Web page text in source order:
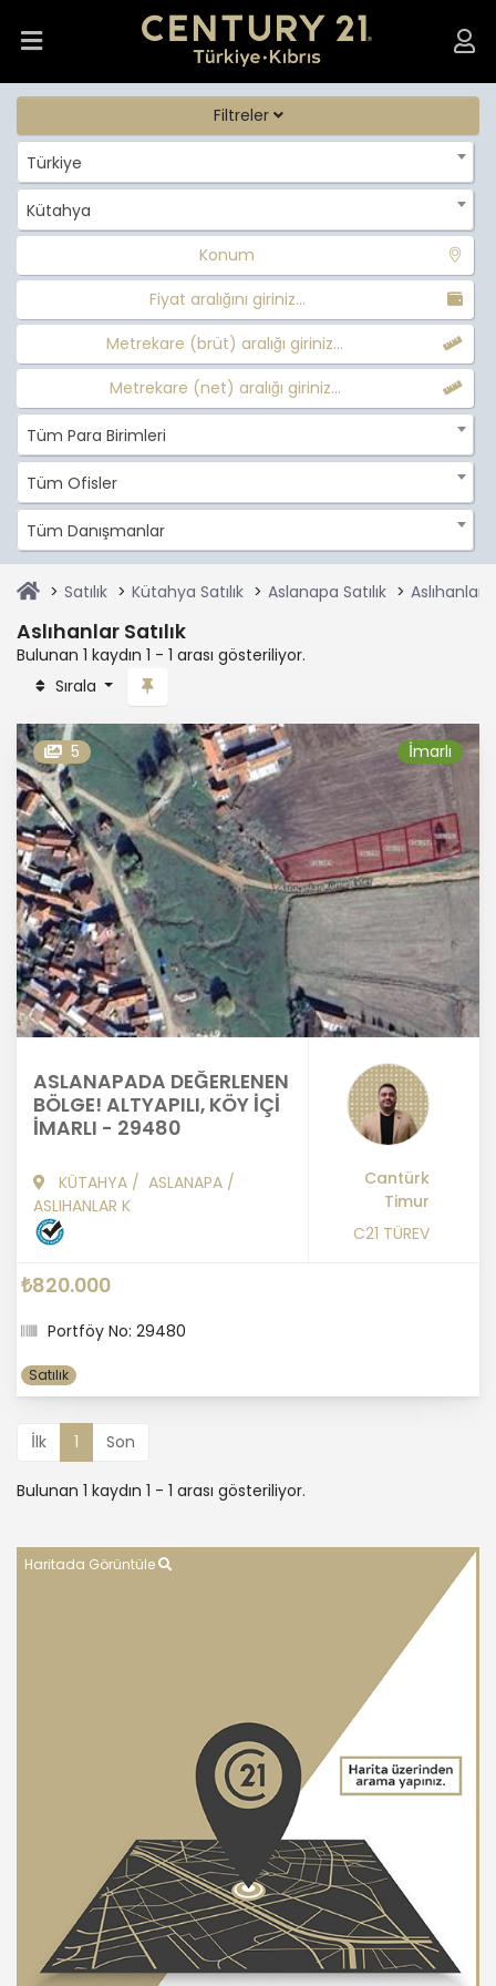
Filtreler
Türkiye
Kütahya
Konum
Fiyat aralığını giriniz...
Metrekare (brüt) aralığı giriniz...
Metrekare (net) aralığı giriniz...
Tüm Para Birimleri
Tüm Ofisler
Tüm Danışmanlar
Satılık Kütahya Satılık Aslanapa Satılık Aslıhanlar
Aslıhanlar Satılık
Bulunan 1 kaydın 1 - 1 arası gösteriliyor.
Sırala
5 İmarlı
ASLANAPADA DEĞERLENEN
BÖLGE! ALTYAPILI, KÖY İÇİ
İMARLI - 29480
KÜTAHYA / ASLANAPA /
ASLIHANLAR K
Cantürk
Timur
C21 TÜREV
₺820.000
Portföy No: 29480
Satılık
İlk 1 Son
Bulunan 1 kaydın 1 - 1 arası gösteriliyor.
Haritada Görüntüle